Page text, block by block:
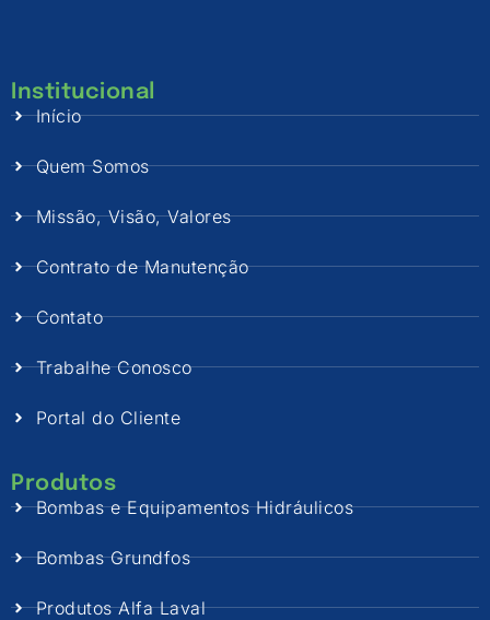
Institucional
Início
Quem Somos
Missão, Visão, Valores
Contrato de Manutenção
Contato
Trabalhe Conosco
Portal do Cliente
Produtos
Bombas e Equipamentos Hidráulicos
Bombas Grundfos
Produtos Alfa Laval